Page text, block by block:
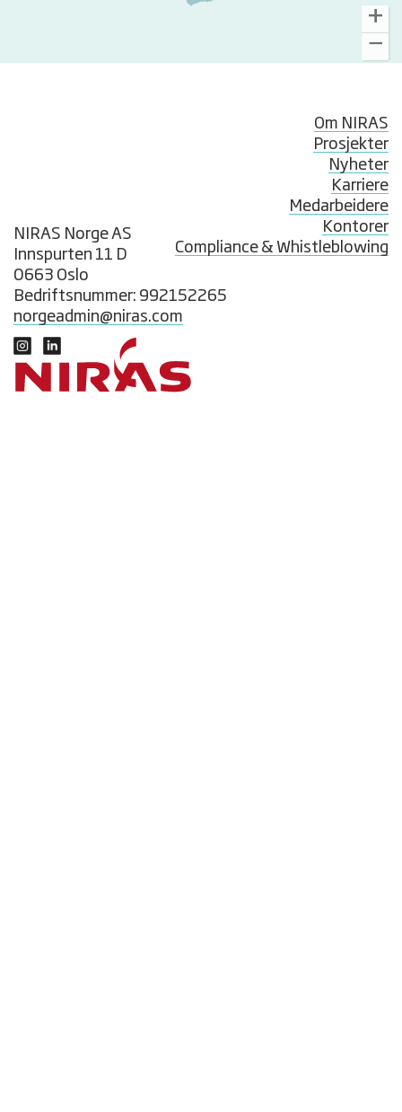
NIRAS Norge AS
Innspurten 11 D
0663 Oslo
Bedriftsnummer: 992152265
norgeadmin@niras.com
Om NIRAS
Prosjekter
Nyheter
Karriere
Medarbeidere
Kontorer
Compliance & Whistleblowing